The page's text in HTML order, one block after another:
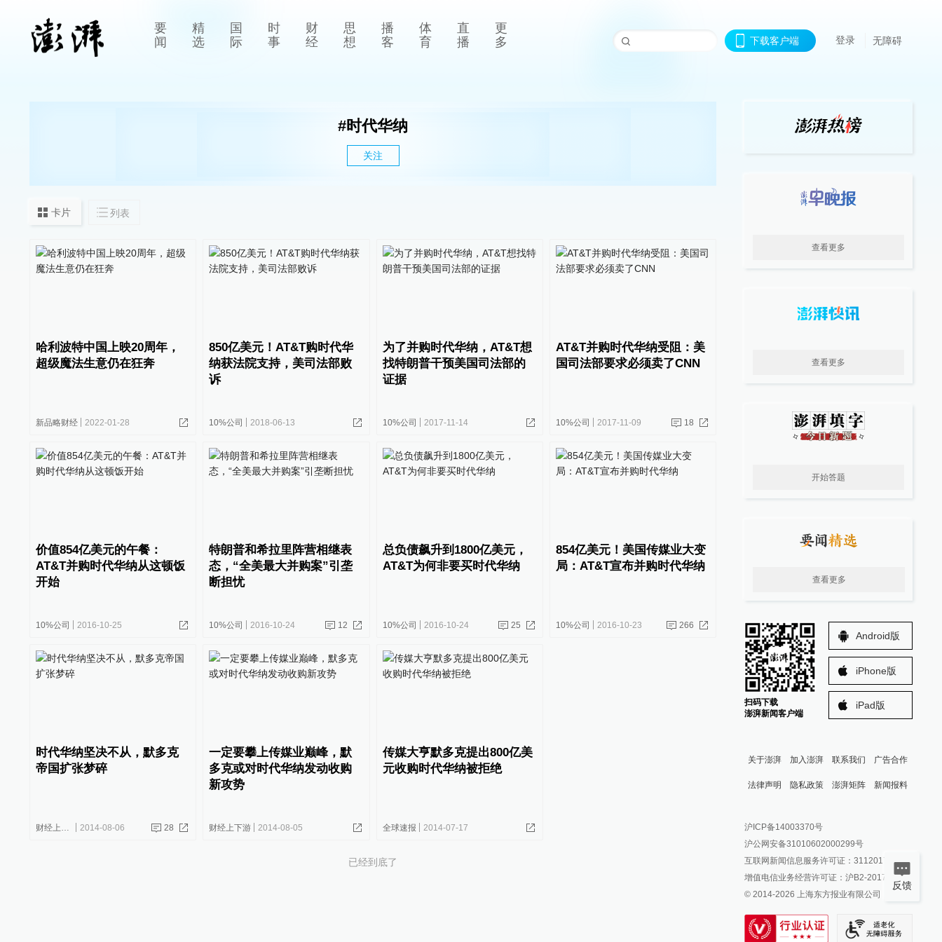
要
闻
精
选
国
际
时
事
财
经
思
想
播
客
体
育
直
播
更
多
下载客户端 登录 无障碍
#时代华纳
关注
卡片 列表
哈利波特中国上映20周年，
超级魔法生意仍在狂奔
新品略财经 2022-01-28
850亿美元！AT&T购时代华
纳获法院支持，美司法部败
诉
10%公司 2018-06-13
为了并购时代华纳，AT&T想
找特朗普干预美国司法部的
证据
10%公司 2017-11-14
AT&T并购时代华纳受阻：美
国司法部要求必须卖了CNN
10%公司 2017-11-09 18
价值854亿美元的午餐：
AT&T并购时代华纳从这顿饭
开始
10%公司 2016-10-25
特朗普和希拉里阵营相继表
态，“全美最大并购案”引垄
断担忧
10%公司 2016-10-24 12
总负债飙升到1800亿美元，
AT&T为何非要买时代华纳
10%公司 2016-10-24 25
854亿美元！美国传媒业大变
局：AT&T宣布并购时代华纳
10%公司 2016-10-23 266
时代华纳坚决不从，默多克
帝国扩张梦碎
财经上下游 2014-08-06 28
一定要攀上传媒业巅峰，默
多克或对时代华纳发动收购
新攻势
财经上下游 2014-08-05
传媒大亨默多克提出800亿美
元收购时代华纳被拒绝
全球速报 2014-07-17
已经到底了
查看更多
查看更多
开始答题
查看更多
扫码下载
澎湃新闻客户端
Android版
iPhone版
iPad版
关于澎湃 加入澎湃 联系我们 广告合作
法律声明 隐私政策 澎湃矩阵
澎湃新闻公众号
澎湃新闻抖音号
派生万物开放平台
IP SHANGHAI
SIXTH TONE
新闻报料
报料邮箱: news@thepaper.cn
沪ICP备14003370号
沪公网安备31010602000299号
互联网新闻信息服务许可证：31120170006
增值电信业务经营许可证：沪B2-2017116
© 2014-2026 上海东方报业有限公司
反馈